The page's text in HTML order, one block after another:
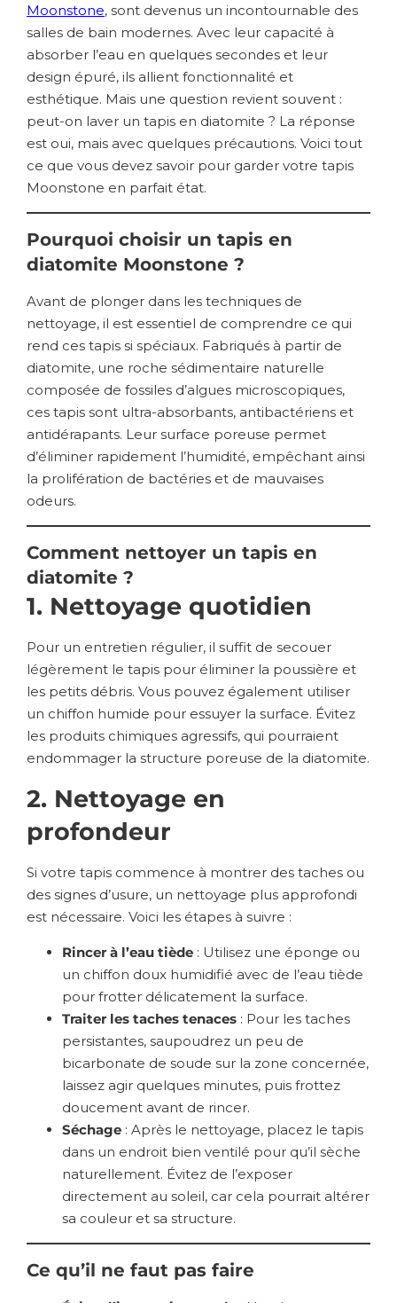
Moonstone, sont devenus un incontournable des
salles de bain modernes. Avec leur capacité à
absorber l’eau en quelques secondes et leur
design épuré, ils allient fonctionnalité et
esthétique. Mais une question revient souvent :
peut-on laver un tapis en diatomite ? La réponse
est oui, mais avec quelques précautions. Voici tout
ce que vous devez savoir pour garder votre tapis
Moonstone en parfait état.
Pourquoi choisir un tapis en
diatomite Moonstone ?
Avant de plonger dans les techniques de
nettoyage, il est essentiel de comprendre ce qui
rend ces tapis si spéciaux. Fabriqués à partir de
diatomite, une roche sédimentaire naturelle
composée de fossiles d’algues microscopiques,
ces tapis sont ultra-absorbants, antibactériens et
antidérapants. Leur surface poreuse permet
d’éliminer rapidement l’humidité, empêchant ainsi
la prolifération de bactéries et de mauvaises
odeurs.
Comment nettoyer un tapis en
diatomite ?
1. Nettoyage quotidien
Pour un entretien régulier, il suffit de secouer
légèrement le tapis pour éliminer la poussière et
les petits débris. Vous pouvez également utiliser
un chiffon humide pour essuyer la surface. Évitez
les produits chimiques agressifs, qui pourraient
endommager la structure poreuse de la diatomite.
2. Nettoyage en
profondeur
Si votre tapis commence à montrer des taches ou
des signes d’usure, un nettoyage plus approfondi
est nécessaire. Voici les étapes à suivre :
Rincer à l’eau tiède : Utilisez une éponge ou
un chiffon doux humidifié avec de l’eau tiède
pour frotter délicatement la surface.
Traiter les taches tenaces : Pour les taches
persistantes, saupoudrez un peu de
bicarbonate de soude sur la zone concernée,
laissez agir quelques minutes, puis frottez
doucement avant de rincer.
Séchage : Après le nettoyage, placez le tapis
dans un endroit bien ventilé pour qu’il sèche
naturellement. Évitez de l’exposer
directement au soleil, car cela pourrait altérer
sa couleur et sa structure.
Ce qu’il ne faut pas faire